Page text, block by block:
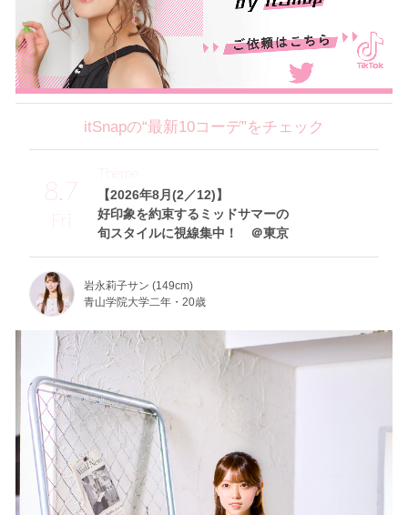
itSnapの“最新10コーデ”をチェック
8.7
Fri
【2026年8月(2／12)】
好印象を約束するミッドサマーの
旬スタイルに視線集中！ ＠東京
Theme
岩永莉子サン (149cm)
青山学院大学二年・20歳